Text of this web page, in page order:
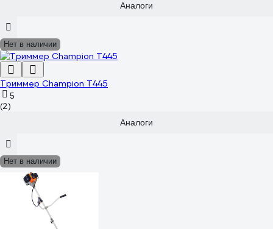
Аналоги
Нет в наличии
Триммер Champion T445
5
(2)
Аналоги
Нет в наличии